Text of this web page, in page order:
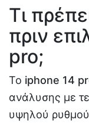
Τι
πριν
pro;
Το iphone 14
ανάλυσης με
υψηλού